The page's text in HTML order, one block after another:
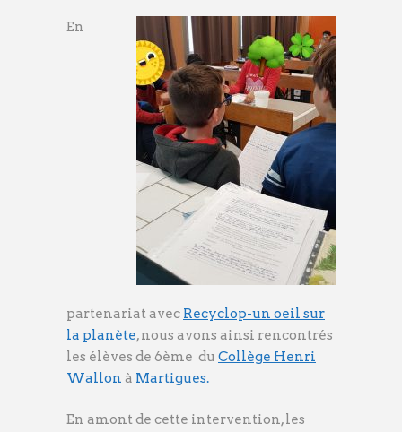
En
partenariat avec Recyclop-un oeil sur
la planète, nous avons ainsi rencontrés
les élèves de 6ème du Collège Henri
Wallon à Martigues.
En amont de cette intervention, les